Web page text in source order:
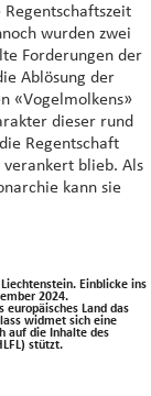
wurden zwei
Forderungen der
Ablösung der
«Vogelmolkens»
dieser rund
Regentschaft
verankert blieb. Als
kann sie
Einblicke ins
2024.
Land das
widmet sich eine
auf die Inhalte des
stützt.